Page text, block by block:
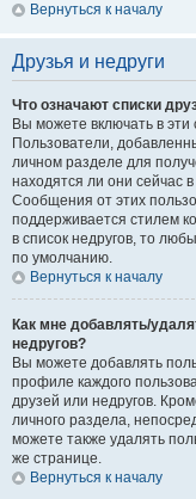
Вернуться к началу
Друзья и недруги
Что означают списки
Вы можете включать в эти
Пользователи,
личном разделе для
находятся ли они сейчас
Сообщения от этих
поддерживается стилем
в список недругов, то
по умолчанию.
Вернуться к началу
Как мне добавлять/
недругов?
Вы можете добавлять
профиле каждого
друзей или недругов.
личного раздела,
можете также удалять
же странице.
Вернуться к началу